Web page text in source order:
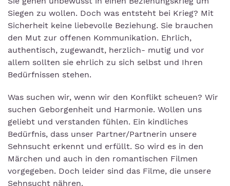
Siegen zu wollen. Doch was entsteht bei Krieg? Mit
Sicherheit keine liebevolle Beziehung. Sie brauchen
den Mut zur offenen Kommunikation. Ehrlich,
authentisch, zugewandt, herzlich- mutig und vor
allem sollten sie ehrlich zu sich selbst und Ihren
Bedürfnissen stehen.
Was suchen wir, wenn wir den Konflikt scheuen? Wir
suchen Geborgenheit und Harmonie. Wollen uns
geliebt und verstanden fühlen. Ein kindliches
Bedürfnis, dass unser Partner/Partnerin unsere
Sehnsucht erkennt und erfüllt. So wird es in den
Märchen und auch in den romantischen Filmen
vorgegeben. Doch leider sind das Filme, die unsere
Sehnsucht nähren.